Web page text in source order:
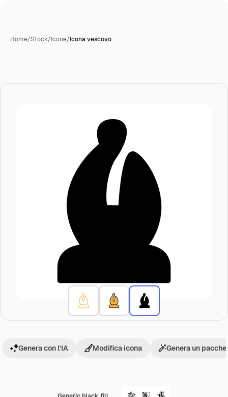
Home/Stock/Icone/Icona vescovo
Genera con l'IA Modifica icona Genera un